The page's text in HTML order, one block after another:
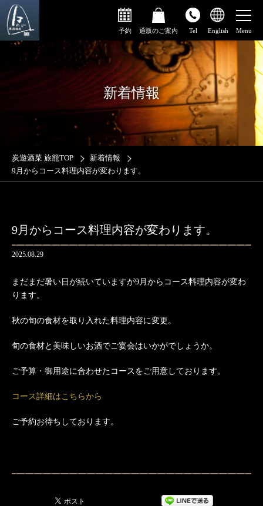
新着情報
炭遊酒菜 旅籠TOP
新着情報
9月からコース料理内容が変わります。
9月からコース料理内容が変わります。
2025.08.29
まだまだ暑い日が続いていますが9月からコース料理内容が変わ
ります。
秋の旬の食材を取り入れた料理内容に変更。
旬の食材と美味しいお酒でご宴会はいかがでしょうか。
ご予算・御用途に合わせたコースをご用意しております。
コース詳細はこちらから
ご予約お待ちしております。
予約 通販のご案内 Tel English